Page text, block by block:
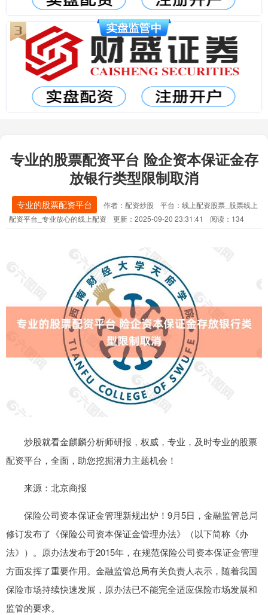
专业的股票配资平台 险企资本保证金存
放银行类型限制取消
专业的股票配资平台 作者：配资炒股
平台：线上配资股票_股票线上
配资平台_专业放心的线上配资
更新：2025-09-20 23:31:41 阅读：134
炒股就看金麒麟分析师研报，权威，专业，及时专业的股票
配资平台，全面，助您挖掘潜力主题机会！
来源：北京商报
保险公司资本保证金管理新规出炉！9月5日，金融监管总局
修订发布了《保险公司资本保证金管理办法》（以下简称《办
法》）。原办法发布于2015年，在规范保险公司资本保证金管理
方面发挥了重要作用。金融监管总局有关负责人表示，随着我国
保险市场持续快速发展，原办法已不能完全适应保险市场发展和
监管的要求。